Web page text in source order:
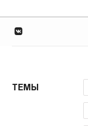
ТЕМЫ